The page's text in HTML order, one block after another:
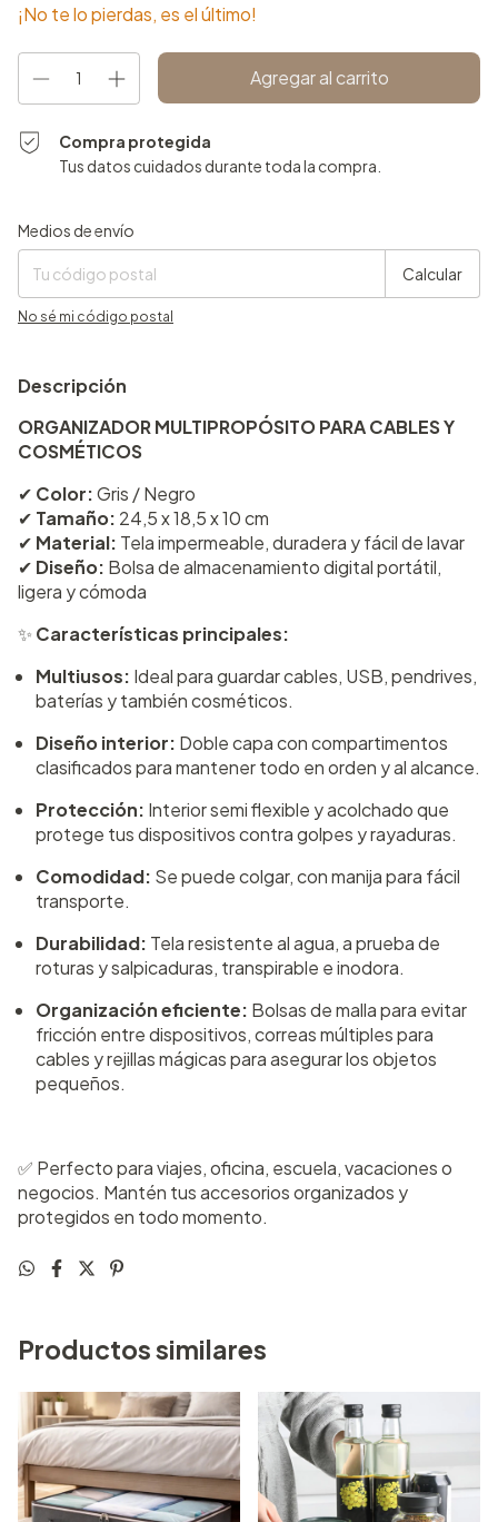
¡No te lo pierdas, es el último!
Compra protegida
Tus datos cuidados durante toda la compra.
Entregas para el CP:
Medios de envío
Calcular
No sé mi código postal
Descripción
ORGANIZADOR MULTIPROPÓSITO PARA CABLES Y
COSMÉTICOS
✔ Color:Gris / Negro
✔ Tamaño: 24,5 x 18,5 x 10 cm
✔ Material: Tela impermeable, duradera y fácil de lavar
✔ Diseño: Bolsa de almacenamiento digital portátil,
ligera y cómoda
✨ Características principales:
Multiusos: Ideal para guardar cables, USB, pendrives,
baterías y también cosméticos.
Diseño interior: Doble capa con compartimentos
clasificados para mantener todo en orden y al alcance.
Protección: Interior semi flexible y acolchado que
protege tus dispositivos contra golpes y rayaduras.
Comodidad: Se puede colgar, con manija para fácil
transporte.
Durabilidad: Tela resistente al agua, a prueba de
roturas y salpicaduras, transpirable e inodora.
Organización eficiente: Bolsas de malla para evitar
fricción entre dispositivos, correas múltiples para
cables y rejillas mágicas para asegurar los objetos
pequeños.
✅ Perfecto para viajes, oficina, escuela, vacaciones o
negocios. Mantén tus accesorios organizados y
protegidos en todo momento.
Productos similares